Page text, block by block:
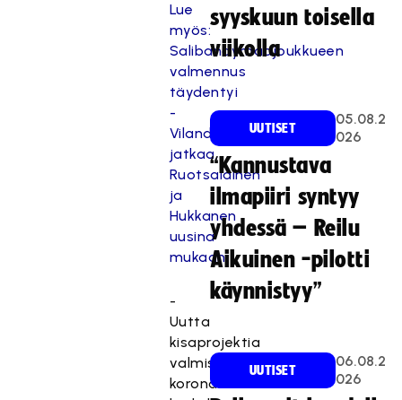
Lue
myös:
Salibandymaajoukkueen
valmennus
täydentyi
-
Vilander
jatkaa,
Ruotsalainen
ja
Hukkanen
uusina
mukaan
-
Uutta
kisaprojektia
valmistellaan
koronan
syyskuun toisella
viikolla
UUTISET
05.08.2
026
“Kannustava
ilmapiiri syntyy
yhdessä – Reilu
Aikuinen -pilotti
käynnistyy”
UUTISET
06.08.2
026